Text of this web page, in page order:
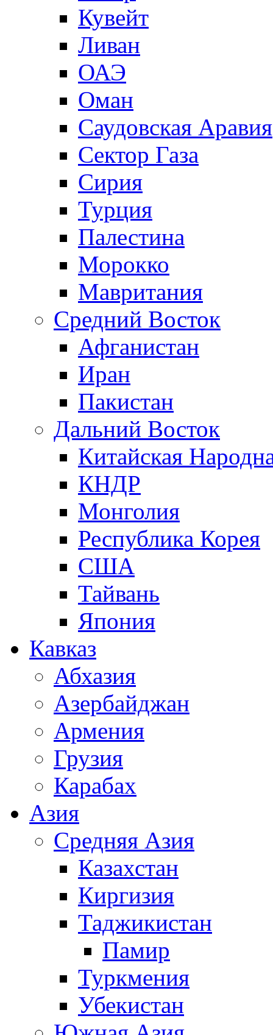
Кувейт
Ливан
ОАЭ
Оман
Саудовская Аравия
Сектор Газа
Сирия
Турция
Палестина
Морокко
Мавритания
Средний Восток
Афганистан
Иран
Пакистан
Дальний Восток
Китайская
КНДР
Монголия
Республика Корея
США
Тайвань
Япония
Кавказ
Абхазия
Азербайджан
Армения
Грузия
Карабах
Азия
Средняя Азия
Казахстан
Киргизия
Таджикистан
Памир
Туркмения
Убекистан